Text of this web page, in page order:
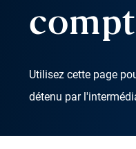
Utilisez cette page
détenu par